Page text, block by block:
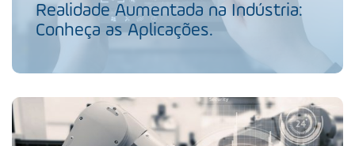
Realidade Aumentada na Indústria:
Conheça as Aplicações.